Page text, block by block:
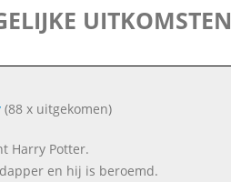
UITKOMSTEN
(88 x uitgekomen)
Harry Potter.
en hij is beroemd.